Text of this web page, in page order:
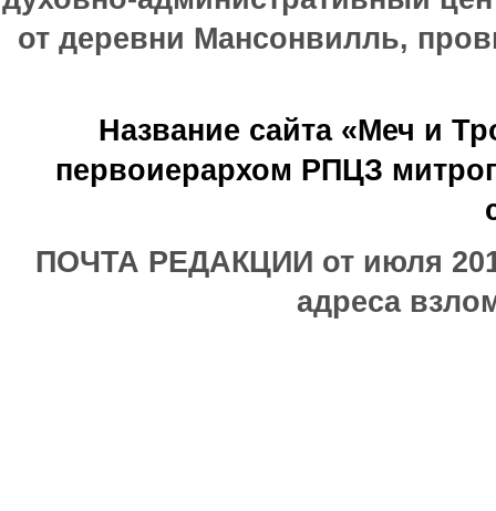
от деревни Мансонвилль,
Название сайта «Меч и
первоиерархом РПЦЗ
ПОЧТА РЕДАКЦИИ от июля
адреса